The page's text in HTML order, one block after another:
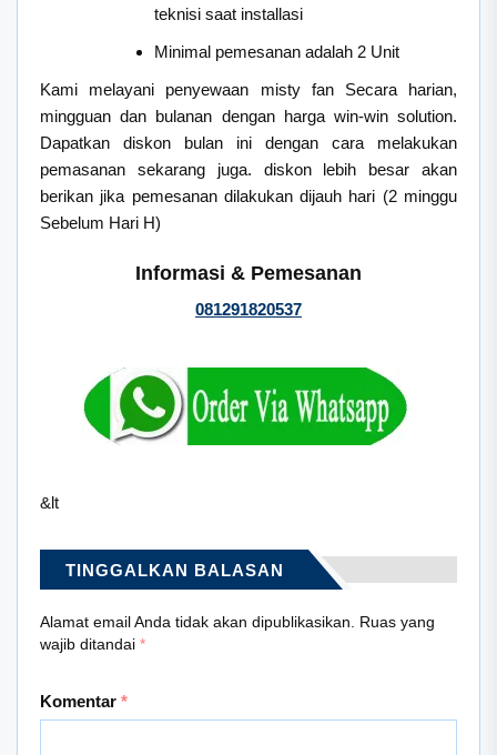
teknisi saat installasi
Minimal pemesanan adalah 2 Unit
Kami melayani penyewaan misty fan Secara harian,
mingguan dan bulanan dengan harga win-win solution.
Dapatkan diskon bulan ini dengan cara melakukan
pemasanan sekarang juga. diskon lebih besar akan
berikan jika pemesanan dilakukan dijauh hari (2 minggu
Sebelum Hari H)
Informasi & Pemesanan
081291820537
&lt
TINGGALKAN BALASAN
Alamat email Anda tidak akan dipublikasikan.
Ruas yang
wajib ditandai *
Komentar *